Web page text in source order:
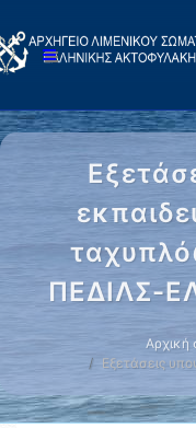
ΠΕΔΙΛΣ-
Αρχική
Εξετάσεις